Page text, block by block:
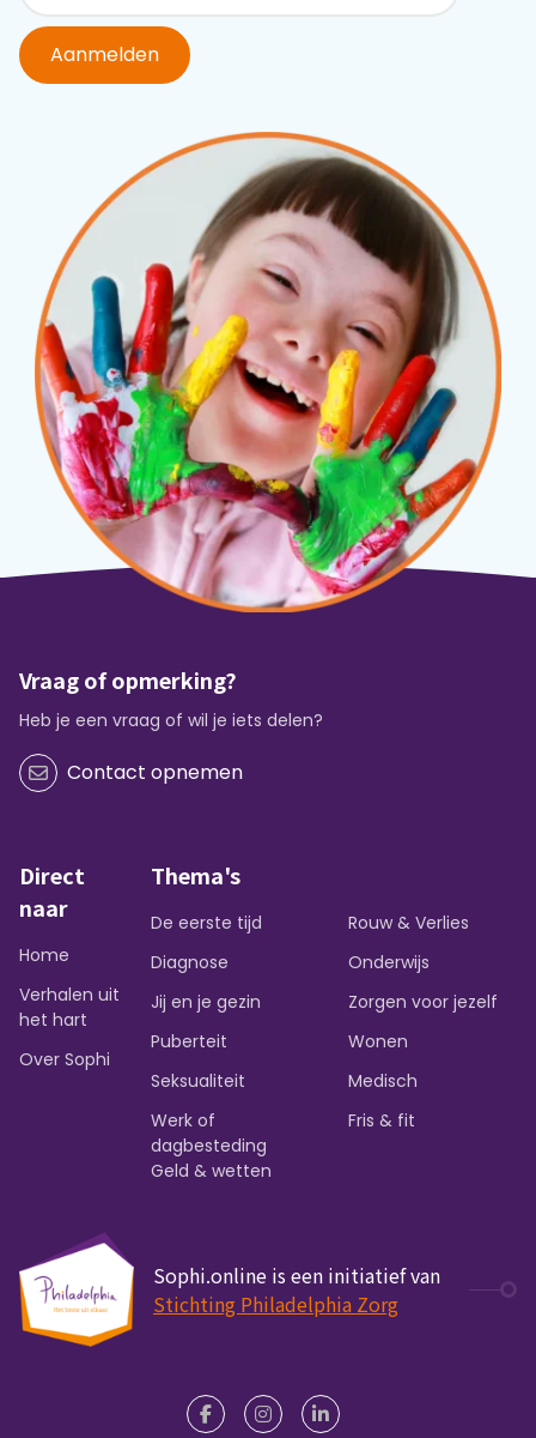
Aanmelden
Vraag of opmerking?
Heb je een vraag of wil je iets delen?
Contact opnemen
Direct
naar
Home
Verhalen uit
het hart
Over Sophi
Thema's
De eerste tijd
Diagnose
Jij en je gezin
Puberteit
Seksualiteit
Werk of
dagbesteding
Rouw & Verlies
Onderwijs
Zorgen voor jezelf
Wonen
Medisch
Fris & fit
Geld & wetten
Sophi.online is een initiatief van
Stichting Philadelphia Zorg